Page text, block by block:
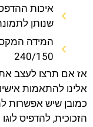
שנותן
המידה
240/150
אז אם תרצו לעצב
אלינו להתאמות
כמובן שיש אפשרות
הזכוכית, להדפיס